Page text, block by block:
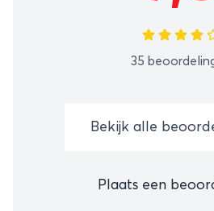
35
Bekijk alle
Plaats een